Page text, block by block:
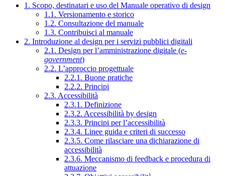
1. Scopo, destinatari e uso del Manuale operativo di design
1.1. Versionamento e storico
1.2. Consultazione del manuale
1.3. Contribuisci al manuale
2. Introduzione al design per i servizi pubblici digitali
2.1. Design per l’amministrazione digitale (e-
government)
2.2. L’approccio progettuale
2.2.1. Buone pratiche
2.2.2. Principi
2.3. Accessibilità
2.3.1. Definizione
2.3.2. Accessibilità by design
2.3.3. Principi per l’accessibilità
2.3.4. Linee guida e criteri di successo
2.3.5. Come rilasciare una dichiarazione di
accessibilità
2.3.6. Meccanismo di feedback e procedura di
attuazione